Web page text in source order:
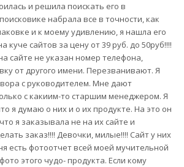
и решила поискать его в
набрала все в точности, как
и к моему удивлению, я нашла его
куче сайтов за цену от 39 руб. до 50руб!!!!
сайте не указан номер телефона,
от другого имени. Перезванивают. Я
с руководителем. Мне дают
с какиим-то старшим менеджером. Я
я думаю о них и о их продукте. На это он
я заказывала не на их сайте и
заказ!!!! Девочки, милые!!!! Сайт у них
есть фотоотчет всей моей мучительной
этого чудо- продукта. Если кому